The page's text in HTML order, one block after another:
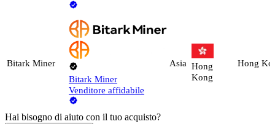
Bitark Miner
Bitark Miner
Venditore affidabile
Asia Hong
Kong
Hong
Hai bisogno di aiuto con il tuo acquisto?